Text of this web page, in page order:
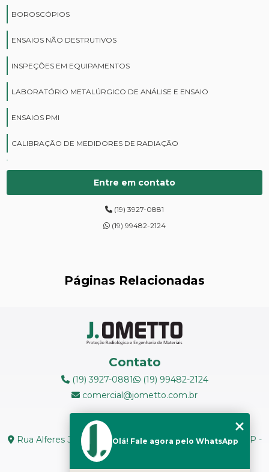
BOROSCÓPIOS
ENSAIOS NÃO DESTRUTIVOS
INSPEÇÕES EM EQUIPAMENTOS
LABORATÓRIO METALÚRGICO DE ANÁLISE E ENSAIO
ENSAIOS PMI
CALIBRAÇÃO DE MEDIDORES DE RADIAÇÃO
CURSOS DE PROTEÇÃO RADIOLÓGICA
DIGITALIZAÇÃO DE FILMES RADIOGRÁFICOS
ENSAIOS DE DUREZA DE CAMPO
MANUTENÇÃO DE MEDIDORES DE RADIAÇÃO
MEDIÇÃO DE FERRITA
RÉPLICAS METALOGRÁFICAS
Entre em contato
(19) 3927-0881
(19) 99482-2124
Páginas Relacionadas
Contato
(19) 3927-0881
(19) 99482-2124
comercial@jometto.com.br
Endereço
Rua Alferes José Caetano, N 1665 - Centro Piracicaba - SP -
CEP: 13400-126
Olá! Fale agora pelo WhatsApp